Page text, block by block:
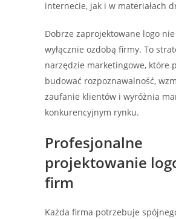
internecie, jak i w materiałach
Dobrze zaprojektowane logo
wyłącznie ozdobą firmy. To
narzędzie marketingowe, które
budować rozpoznawalność,
zaufanie klientów i wyróżnia
konkurencyjnym rynku.
Profesjonalne
projektowanie
firm
Każda firma potrzebuje